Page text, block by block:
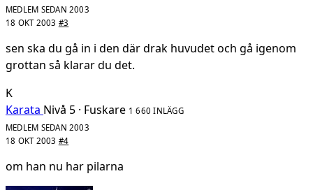
MEDLEM SEDAN 2003
18 OKT 2003 #3
sen ska du gå in i den där drak huvudet och gå igenom
grottan så klarar du det.
K
Karata Nivå 5 · Fuskare 1 660 INLÄGG
MEDLEM SEDAN 2003
18 OKT 2003 #4
om han nu har pilarna